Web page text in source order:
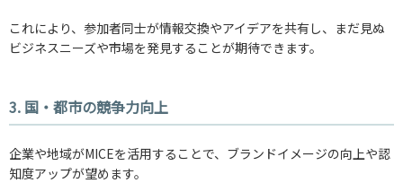
これにより、参加者同士が情報交換やアイデアを共有し、まだ見ぬ
ビジネスニーズや市場を発見することが期待できます。
3. 国・都市の競争力向上
企業や地域がMICEを活用することで、ブランドイメージの向上や認
知度アップが望めます。